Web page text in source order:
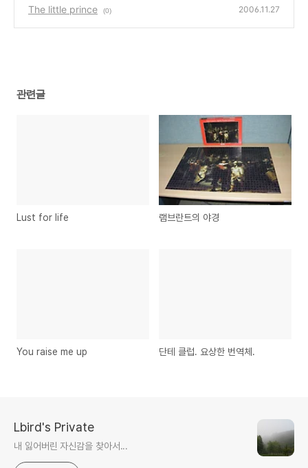
The little prince (0) 2006.11.27
관련글
Lust for life 램브란트의 야경
You raise me up 단테 클럽. 요상한 번역체.
Lbird's Private
내 잃어버린 자신감을 찾아서...